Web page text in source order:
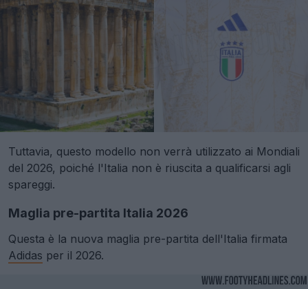
Tuttavia, questo modello non verrà utilizzato ai Mondiali
del 2026, poiché l'Italia non è riuscita a qualificarsi agli
spareggi.
Maglia pre-partita Italia 2026
Questa è la nuova maglia pre-partita dell'Italia firmata
Adidas per il 2026.